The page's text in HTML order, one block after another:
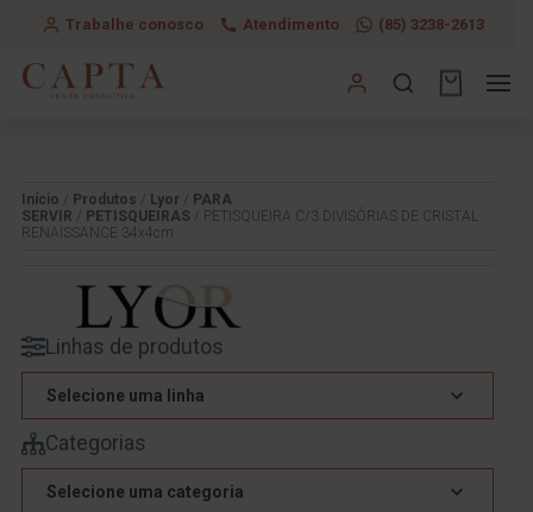
Trabalhe conosco Atendimento (85) 3238-2613
Início Produtos Lyor
PARA
SERVIR
PETISQUEIRAS / PETISQUEIRA C/3 DIVISÓRIAS DE CRISTAL
RENAISSANCE 34x4cm
Linhas de produtos
Selecione uma linha
Categorias
Selecione uma categoria